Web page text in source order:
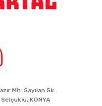
Mh. Sayılan Sk.
KONYA